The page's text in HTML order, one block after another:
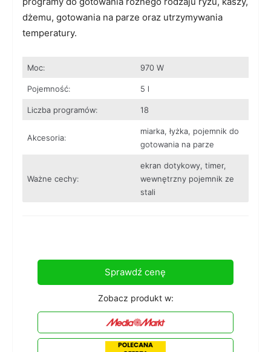
dżemu, gotowania na parze oraz utrzymywania
temperatury.
Moc: 970 W
Pojemność: 5 l
Liczba programów: 18
Akcesoria:
miarka, łyżka, pojemnik do
gotowania na parze
Ważne cechy:
ekran dotykowy, timer,
wewnętrzny pojemnik ze
stali
Sprawdź cenę
Zobacz produkt w: